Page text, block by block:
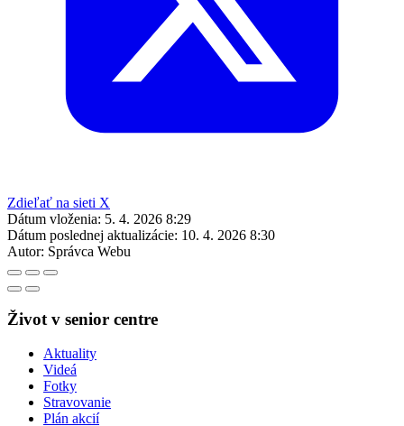
Zdieľať na sieti X
Dátum vloženia: 5. 4. 2026 8:29
Dátum poslednej aktualizácie: 10. 4. 2026 8:30
Autor: Správca Webu
Život v senior centre
Aktuality
Videá
Fotky
Stravovanie
Plán akcií